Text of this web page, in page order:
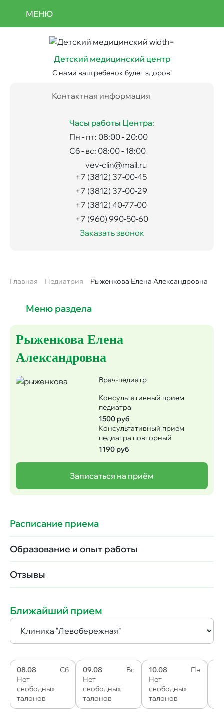
основному
содержанию
МЕНЮ
Детский медицинский центр
С нами ваш ребенок будет здоров!
Контактная информация
Часы работы Центра:
Пн - пт: 08:00 - 20:00
Сб - вс: 08:00 - 18:00
vev-clin@mail.ru
+7 (3812) 37-00-45
+7 (3812) 37-00-29
+7 (3812) 40-77-00
+7 (960) 990-50-60
Заказать звонок
Строка
Главная Педиатрия Рыженкова Елена Александровна
Меню раздела
Рыженкова Елена
Александровна
Врач-педиатр
Консультативный прием
педиатра
1500 руб
Консультативный прием
педиатра повторный
1190 руб
Записаться на приём
Расписание приема
Образование и опыт работы
Отзывы
Ближайший прием
08.08
Сб
Нет
свободных
талонов
09.08
Вс
Нет
свободных
талонов
10.08
Пн
Нет
свободных
талонов